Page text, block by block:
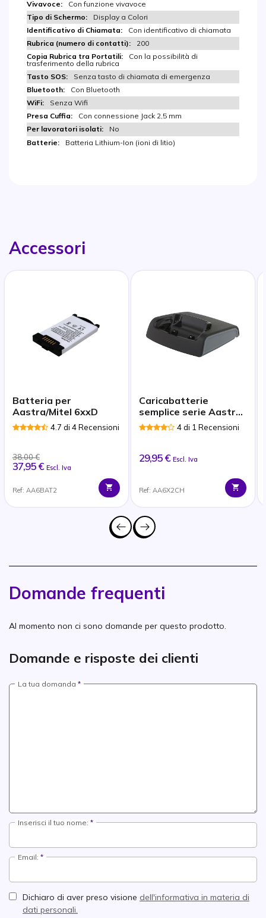
Con funzione vivavoce
Display a Colori
Con identificativo di chiamata
200
Con la possibilità di
trasferimento della rubrica
Senza tasto di chiamata di emergenza
Con Bluetooth
Senza Wifi
Con connessione Jack 2,5 mm
No
Batteria Lithium-Ion (ioni di litio)
Accessori
Batteria per
Aastra/Mitel 6xxD
4.7 di 4 Recensioni
38,00 €
37,95 € Escl. Iva
Ref: AA6BAT2
Caricabatterie
semplice serie Aastra
6XX
4 di 1 Recensioni
29,95 € Escl. Iva
Ref: AA6X2CH
Domande frequenti
Al momento non ci sono domande per questo prodotto.
Domande e risposte dei clienti
La tua domanda
Inserisci il tuo nome:
Email:
Dichiaro di aver preso visione dell'informativa in materia di
dati personali.